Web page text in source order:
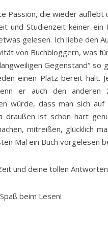
Passion, die wieder auflebt
und Studienzeit keiner
gelesen. Ich liebe den
von Buchbloggern, was
Gegenstand“
einen Platz bereit hält.
er auch den
würde, dass man sich
draußen ist schon hart
mitreißen, glücklich
Mal ein Buch vorgelesen
und deine tollen
beim Lesen!